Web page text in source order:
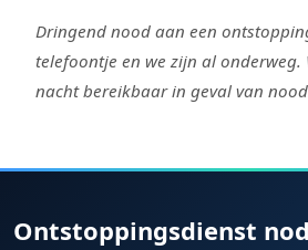
Dringend nood aan een
telefoontje en we zijn al onderweg.
nacht bereikbaar in geval van
Ontstoppingsdienst